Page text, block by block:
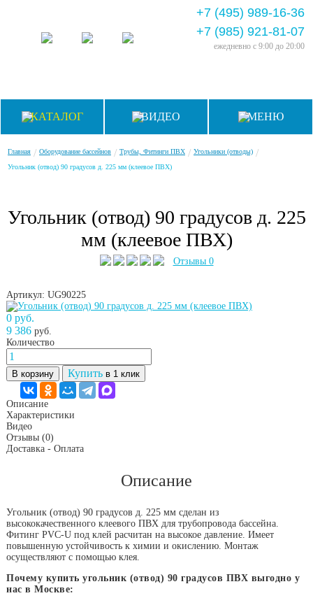
+7 (495) 989-16-36
+7 (985) 921-81-07
ежедневно с 9:00 до 20:00
КАТАЛОГ ВИДЕО МЕНЮ
Главная / Оборудование бассейнов / Трубы, Фитинги ПВХ / Угольники (отводы) /
Угольник (отвод) 90 градусов д. 225 мм (клеевое ПВХ)
Угольник (отвод) 90 градусов д. 225
мм (клеевое ПВХ)
Отзывы 0
Артикул: UG90225
0 руб.
9 386 руб.
Количество
В корзину Купить в 1 клик
Описание
Характеристики
Видео
Отзывы (0)
Доставка - Оплата
Описание
Угольник (отвод) 90 градусов д. 225 мм сделан из
высококачественного клеевого ПВХ для трубопровода бассейна.
Фитинг PVC-U под клей расчитан на высокое давление. Имеет
повышенную устойчивость к химии и окислению. Монтаж
осуществляют с помощью клея.
Почему купить угольник (отвод) 90 градусов ПВХ выгодно у
нас в Москве: